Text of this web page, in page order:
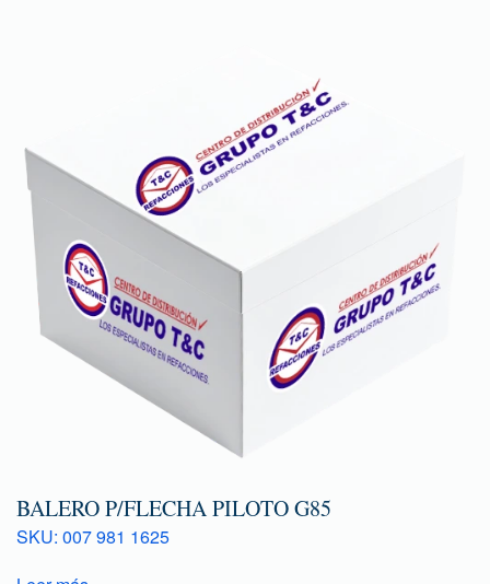
BALERO P/FLECHA PILOTO G85
SKU: 007 981 1625